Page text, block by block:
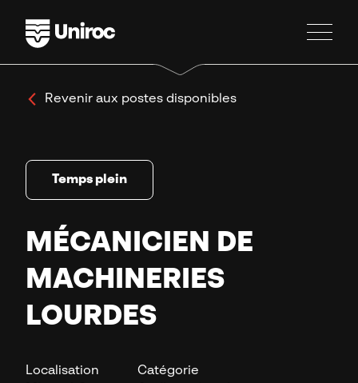
Revenir aux postes disponibles
Temps plein
MÉCANICIEN DE
MACHINERIES
LOURDES
Localisation
Catégorie